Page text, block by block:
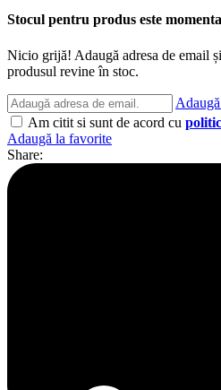
Stocul pentru produs este
Nicio grijă! Adaugă adresa de email
produsul revine în stoc.
Am citit si sunt de acord cu
Adaugă la favorite
Share: